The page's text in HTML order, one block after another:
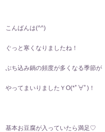
こんばんは(⁠^⁠^⁠)
ぐっと寒くなりましたね！
ぶち込み鍋の頻度が多くなる季節が
やってまいりましたＹO(*ﾟ∀ﾟ)！
基本お豆腐が入っていたら満足♡